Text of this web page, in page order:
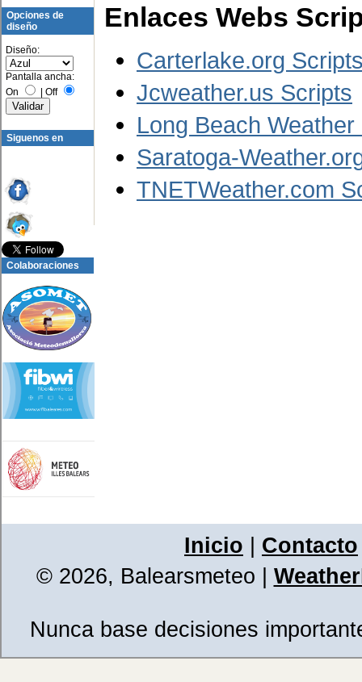
Opciones de
diseño
Diseño:
Pantalla ancha:
On
| Off
Siguenos en
Colaboraciones
Enlaces Webs
Carterlake.org
Jcweather.us Scripts
Long Beach
Saratoga-
TNETWeather.com
Inicio
Contacto
© 2026, Balearsmeteo
Nunca base decisiones